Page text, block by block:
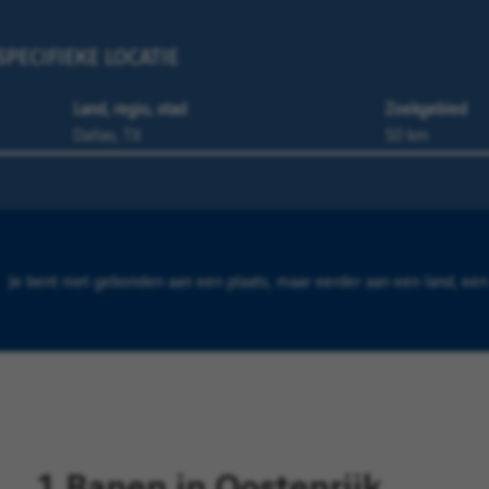
LOCATIE
Land, regio, stad Zoekgebied
Je bent niet gebonden aan een plaats, maar eerder aan een land,